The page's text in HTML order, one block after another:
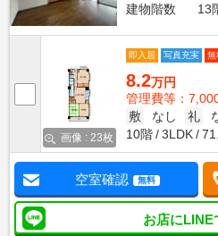
建物階数
13
画像 : 23枚
即入居 写真充実 無
8.2万円
管理費等：
敷
なし 礼
10階
3LDK
空室確認 無料
お店にLINE